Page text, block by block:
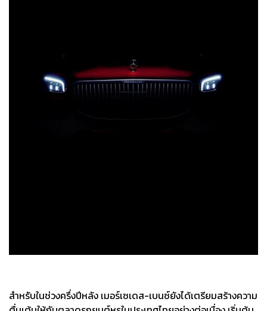
สำหรับในช่วงครึ่งปีหลัง เมอร์เซเดส-เบนซ์ยังได้เตรียมสร้างความ